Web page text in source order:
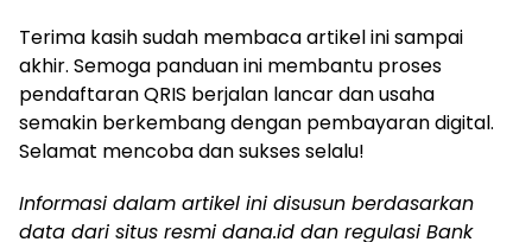
Terima kasih sudah membaca artikel ini sampai
akhir. Semoga panduan ini membantu proses
pendaftaran QRIS berjalan lancar dan usaha
semakin berkembang dengan pembayaran digital.
Selamat mencoba dan sukses selalu!
Informasi dalam artikel ini disusun berdasarkan
data dari situs resmi dana.id dan regulasi Bank